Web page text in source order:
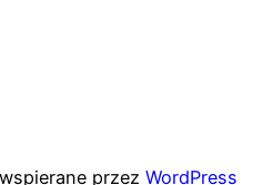
przez WordPress